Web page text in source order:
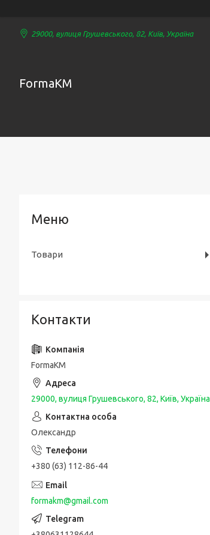
29000, вулиця Грушевського, 82, Київ, Україна
FormaKM
Товари
Контакти
FormaKM
29000, вулиця Грушевського, 82, Київ, Україна
Олександр
+380 (63) 112-86-44
formakm@gmail.com